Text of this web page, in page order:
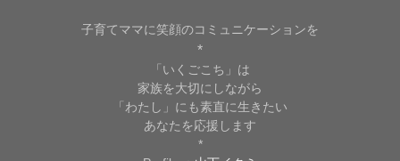
子育てママに笑顔のコミュニケーションを
*
「いくごこち」は
家族を大切にしながら
「わたし」にも素直に生きたい
あなたを応援します
*